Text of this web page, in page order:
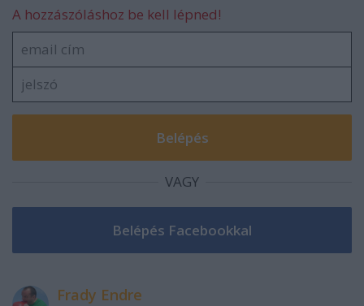
A hozzászóláshoz be kell lépned!
VAGY
Frady Endre